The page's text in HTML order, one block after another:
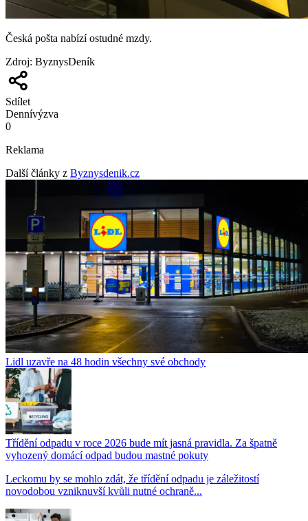
Česká pošta nabízí ostudné mzdy.
Zdroj: ByznysDeník
Sdílet
Dennívýzva
0
Reklama
Další články z Byznysdenik.cz
Lidl uzavře na 48 hodin všechny své obchody
Třídění odpadu v roce 2026 bude mít jasná pravidla. Za špatně
vyhozený domácí odpad budou mastné pokuty
Leckomu by se mohlo zdát, že třídění odpadu je záležitostí
novodobou vzniknuvší kvůli nutné ochraně...